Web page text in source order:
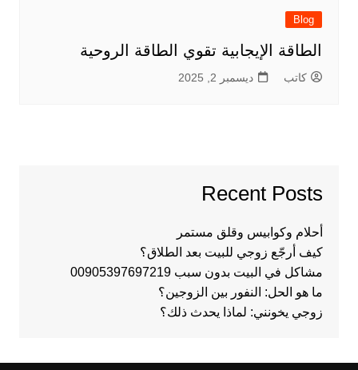
Blog
الطاقة الإيجابية تقوي الطاقة الروحية
كاتب ديسمبر 2, 2025
Recent Posts
أحلام وكوابيس وقلق مستمر
كيف أرجّع زوجي للبيت بعد الطلاق؟
مشاكل في البيت بدون سبب 00905397697219
ما هو الحل: النفور بين الزوجين؟
زوجي يخونني: لماذا يحدث ذلك؟